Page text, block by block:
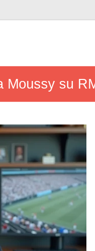
Moussy su